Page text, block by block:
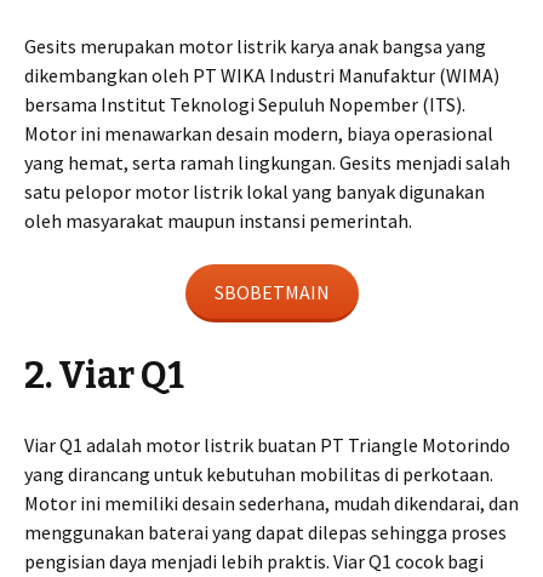
Gesits merupakan motor listrik karya anak bangsa yang
dikembangkan oleh PT WIKA Industri Manufaktur (WIMA)
bersama Institut Teknologi Sepuluh Nopember (ITS).
Motor ini menawarkan desain modern, biaya operasional
yang hemat, serta ramah lingkungan. Gesits menjadi salah
satu pelopor motor listrik lokal yang banyak digunakan
oleh masyarakat maupun instansi pemerintah.
SBOBETMAIN
2. Viar Q1
Viar Q1 adalah motor listrik buatan PT Triangle Motorindo
yang dirancang untuk kebutuhan mobilitas di perkotaan.
Motor ini memiliki desain sederhana, mudah dikendarai, dan
menggunakan baterai yang dapat dilepas sehingga proses
pengisian daya menjadi lebih praktis. Viar Q1 cocok bagi